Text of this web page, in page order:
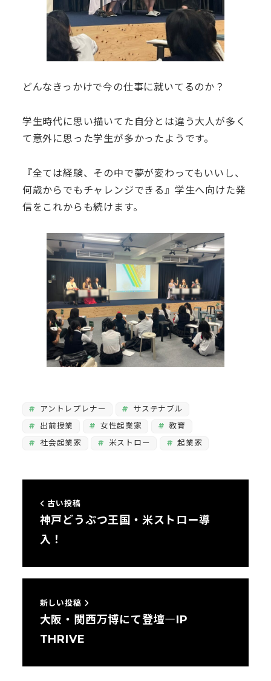
どんなきっかけで今の仕事に就いてるのか？
学生時代に思い描いてた自分とは違う大人が多く
て意外に思った学生が多かったようです。
『全ては経験、その中で夢が変わってもいいし、
何歳からでもチャレンジできる』学生へ向けた発
信をこれからも続けます。
アントレプレナー
サステナブル
出前授業
女性起業家
教育
社会起業家
米ストロー 起業家
古い投稿
神戸どうぶつ王国・米ストロー導
入！
新しい投稿
大阪・関西万博にて登壇―IP
THRIVE